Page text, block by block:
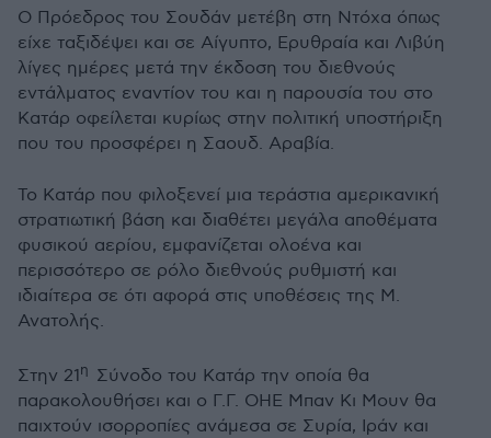
Ο Πρόεδρος του Σουδάν μετέβη στη Ντόχα όπως
είχε ταξιδέψει και σε Αίγυπτο, Ερυθραία και Λιβύη
λίγες ημέρες μετά την έκδοση του διεθνούς
εντάλματος εναντίον του και η παρουσία του στο
Κατάρ οφείλεται κυρίως στην πολιτική υποστήριξη
που του προσφέρει η Σαουδ. Αραβία.
Το Κατάρ που φιλοξενεί μια τεράστια αμερικανική
στρατιωτική βάση και διαθέτει μεγάλα αποθέματα
φυσικού αερίου, εμφανίζεται ολοένα και
περισσότερο σε ρόλο διεθνούς ρυθμιστή και
ιδιαίτερα σε ότι αφορά στις υποθέσεις της Μ.
Ανατολής.
Στην 21η Σύνοδο του Κατάρ την οποία θα
παρακολουθήσει και ο Γ.Γ. ΟΗΕ Μπαν Κι Μουν θα
παιχτούν ισορροπίες ανάμεσα σε Συρία, Ιράν και